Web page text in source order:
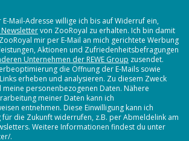
Mail-Adresse willige ich bis auf Widerruf ein,
von ZooRoyal zu erhalten. Ich bin damit
mir per E-Mail an mich gerichtete Werbung
Aktionen und Zufriedenheitsbefragungen
Unternehmen der REWE Group zusendet.
die Öffnung der E-Mails sowie
erheben und analysieren. Zu diesem Zweck
personenbezogenen Daten. Nähere
meiner Daten kann ich
entnehmen. Diese Einwilligung kann ich
die Zukunft widerrufen, z.B. per Abmeldelink am
Weitere Informationen findest du unter
.